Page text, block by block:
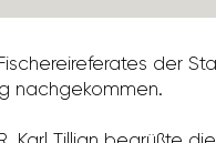
der
nach­ge­kommen.